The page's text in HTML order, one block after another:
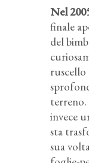
Nel
finale
del
ruscello
terreno.
invece
sta
sua